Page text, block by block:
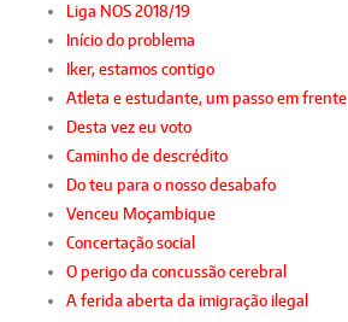
Liga NOS 2018/19
Início do problema
Iker, estamos contigo
Atleta e estudante, um passo em frente
Desta vez eu voto
Caminho de descrédito
Do teu para o nosso desabafo
Venceu Moçambique
Concertação social
O perigo da concussão cerebral
A ferida aberta da imigração ilegal